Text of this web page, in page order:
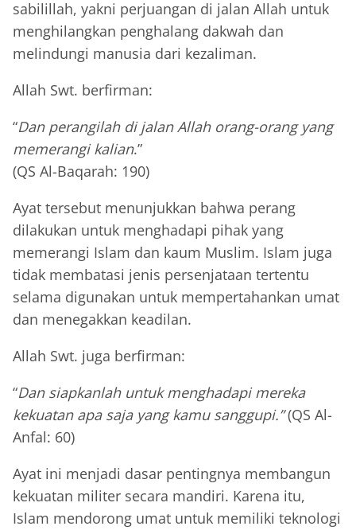
sabilillah, yakni perjuangan di jalan Allah untuk
menghilangkan penghalang dakwah dan
melindungi manusia dari kezaliman.
Allah Swt. berfirman:
“Dan perangilah di jalan Allah orang-orang yang
memerangi kalian.”
(QS Al-Baqarah: 190)
Ayat tersebut menunjukkan bahwa perang
dilakukan untuk menghadapi pihak yang
memerangi Islam dan kaum Muslim. Islam juga
tidak membatasi jenis persenjataan tertentu
selama digunakan untuk mempertahankan umat
dan menegakkan keadilan.
Allah Swt. juga berfirman:
“Dan siapkanlah untuk menghadapi mereka
kekuatan apa saja yang kamu sanggupi.”(QS Al-
Anfal: 60)
Ayat ini menjadi dasar pentingnya membangun
kekuatan militer secara mandiri. Karena itu,
Islam mendorong umat untuk memiliki teknologi